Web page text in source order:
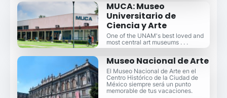
MUCA: Museo
Universitario de
Ciencia y Arte
One of the UNAM's best loved and
most central art museums . . .
Museo Nacional de Arte
El Museo Nacional de Arte en el
Centro Histórico de la Ciudad de
México siempre será un punto
memorable de tus vacaciones.